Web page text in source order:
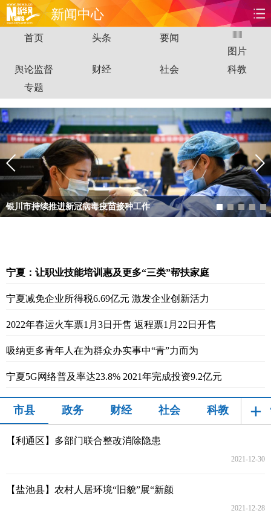
新闻中心
首页 时政 国际
娱乐 体育 人事 教育
时尚 思客 地方 法治
港澳 台湾 华人 汽车
科技 能源 房产 公司
图片 视频 彩票 食品
新华电视中文 新华电视英文
首页 头条 要闻
图片
舆论监督 财经 社会 科教
专题
银川市持续推进新冠病毒疫苗接种工作
宁夏：让职业技能培训惠及更多“三类”帮扶家庭
宁夏减免企业所得税6.69亿元 激发企业创新活力
2022年春运火车票1月3日开售 返程票1月22日开售
吸纳更多青年人在为群众办实事中“青”力而为
宁夏5G网络普及率达23.8% 2021年完成投资9.2亿元
+
市县 政务 财经 社会 科教 舆
【利通区】多部门联合整改消除隐患
2021-12-30
【盐池县】农村人居环境“旧貌”展“新颜
2021-12-28